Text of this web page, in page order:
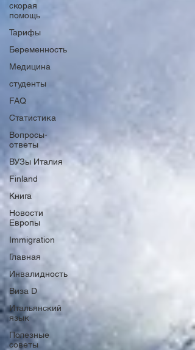
скорая
помощь
Тарифы
Беременность
Медицина
студенты
FAQ
Статистика
Вопросы-
ответы
ВУЗы Италия
Finland
Книга
Новости
Европы
Immigration
Главная
Инвалидность
Виза D
Итальянский
язык
Полезные
советы